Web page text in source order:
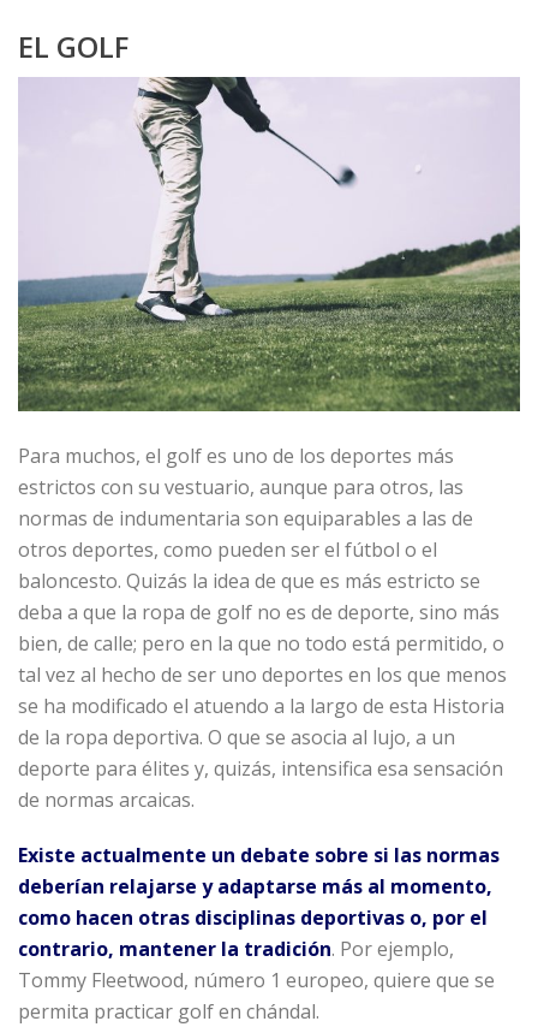
EL GOLF
Para muchos, el golf es uno de los deportes más
estrictos con su vestuario, aunque para otros, las
normas de indumentaria son equiparables a las de
otros deportes, como pueden ser el fútbol o el
baloncesto. Quizás la idea de que es más estricto se
deba a que la ropa de golf no es de deporte, sino más
bien, de calle; pero en la que no todo está permitido, o
tal vez al hecho de ser uno deportes en los que menos
se ha modificado el atuendo a la largo de esta Historia
de la ropa deportiva. O que se asocia al lujo, a un
deporte para élites y, quizás, intensifica esa sensación
de normas arcaicas.
Existe actualmente un debate sobre si las normas
deberían relajarse y adaptarse más al momento,
como hacen otras disciplinas deportivas o, por el
contrario, mantener la tradición. Por ejemplo,
Tommy Fleetwood, número 1 europeo, quiere que se
permita practicar golf en chándal.